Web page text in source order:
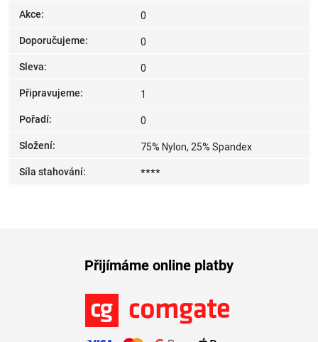
Akce: 0
Doporučujeme: 0
Sleva: 0
Připravujeme: 1
Pořadí: 0
Složení: 75% Nylon, 25% Spandex
Síla stahování: ****
Přijímáme online platby